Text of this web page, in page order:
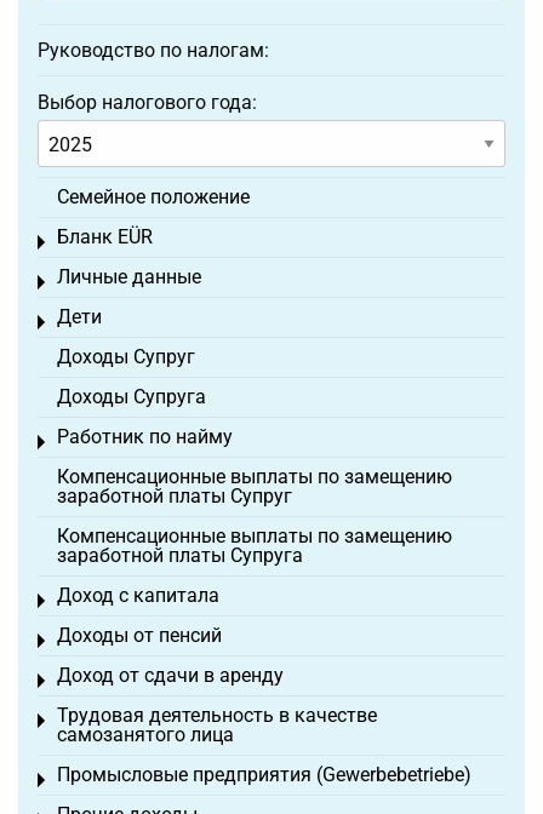
Руководство по налогам:
Выбор налогового года:
Семейное положение
Бланк EÜR
Toggle menu
Личные данные
Toggle menu
Дети
Toggle menu
Доходы Супруг
Доходы Супруга
Работник по найму
Toggle menu
Компенсационные выплаты по замещению
заработной платы Супруг
Компенсационные выплаты по замещению
заработной платы Супруга
Доход с капитала
Toggle menu
Доходы от пенсий
Toggle menu
Доход от сдачи в аренду
Toggle menu
Трудовая деятельность в качестве
самозанятого лица
Toggle menu
Промысловые предприятия (Gewerbebetriebe)
Toggle menu